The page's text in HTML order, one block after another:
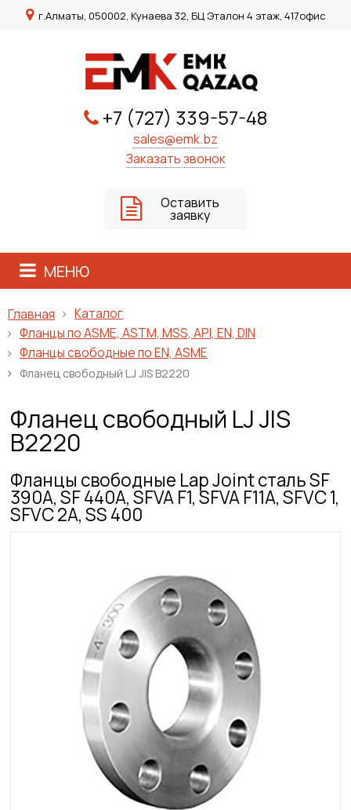
г.Алматы, 050002, Кунаева 32, БЦ Эталон 4 этаж, 417офис
+7 (727) 339-57-48
sales@emk.bz
Заказать звонок
Оставить
заявку
МЕНЮ
Главная
Каталог
Фланцы по ASME, ASTM, MSS, API, EN, DIN
Фланцы свободные по EN, ASME
Фланец свободный LJ JIS B2220
Фланец свободный LJ JIS
B2220
Фланцы свободные Lap Joint сталь SF
390A, SF 440A, SFVA F1, SFVA F11A, SFVC 1,
SFVC 2A, SS 400